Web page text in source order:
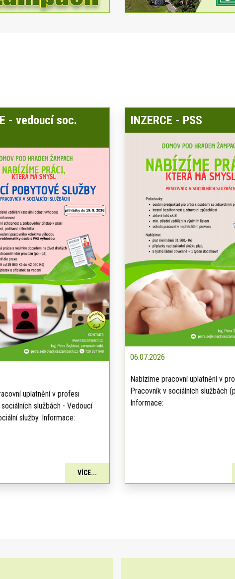
- vedoucí soc.
uplatnění v profesi
službách - Vedoucí
služby. Informace:
VÍCE...
INZERCE - PSS
06.07.2026
Nabízíme pracovní uplatnění v
Pracovník v sociálních službách
Informace: